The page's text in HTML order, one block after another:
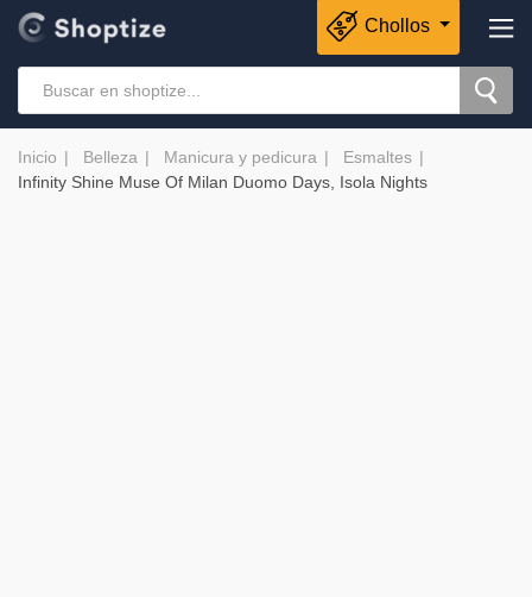
Chollos
Inicio Belleza Manicura y pedicura
Esmaltes
Infinity Shine Muse Of Milan Duomo Days, Isola Nights